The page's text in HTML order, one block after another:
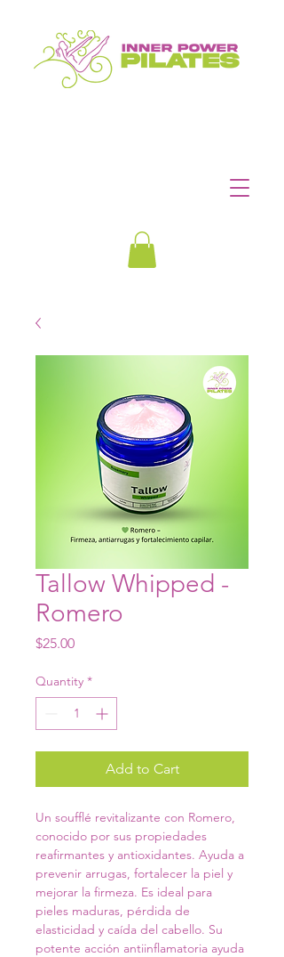
Tallow Whipped -
Romero
$25.00Price
Quantity *
Add to Cart
Un soufflé revitalizante con Romero,
conocido por sus propiedades
reafirmantes y antioxidantes. Ayuda a
prevenir arrugas, fortalecer la piel y
mejorar la firmeza. Es ideal para
pieles maduras, pérdida de
elasticidad y caída del cabello. Su
potente acción antiinflamatoria ayuda